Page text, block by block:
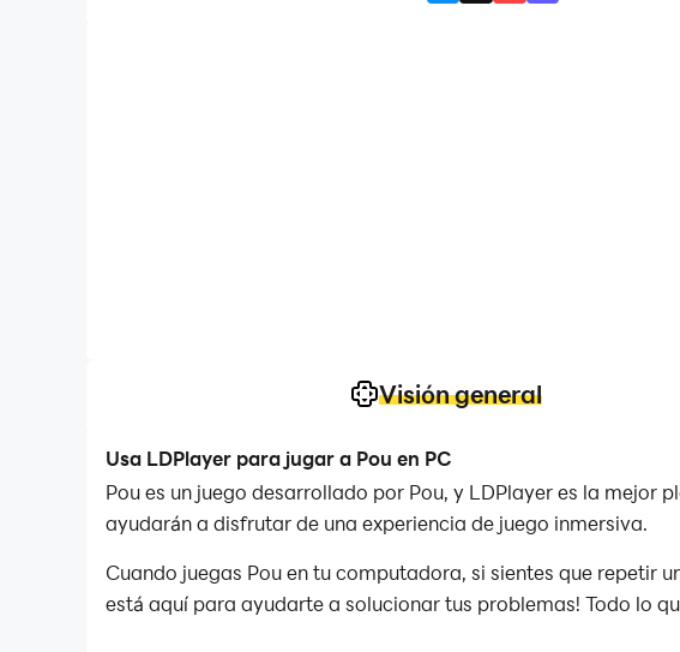
Visión general
Usa LDPlayer para jugar a Pou en PC
Pou es un juego desarrollado por Pou, y LDPlayer es la
ayudarán a disfrutar de una experiencia de juego inmersiva.
Cuando juegas Pou en tu computadora, si sientes que repetir
está aquí para ayudarte a solucionar tus problemas! Todo lo
luego dejar que la macro se encargue de ellas. ¡La función